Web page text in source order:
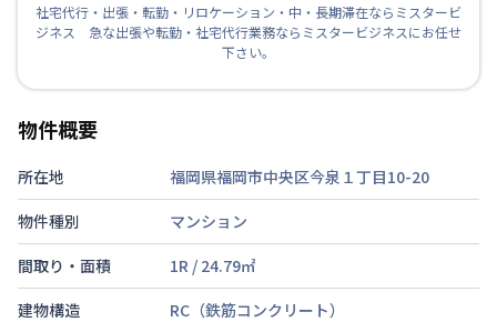
社宅代行・出張・転勤・リロケーション・中・長期滞在ならミスタービ
ジネス 急な出張や転勤・社宅代行業務ならミスタービジネスにお任せ
下さい。
物件概要
所在地
福岡県福岡市中央区今泉１丁目10-20
物件種別
マンション
間取り・面積
1R / 24.79㎡
建物構造
RC（鉄筋コンクリート）